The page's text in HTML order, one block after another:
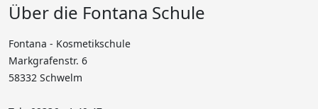
Über die Fontana Schule
Fontana - Kosmetikschule
Markgrafenstr. 6
58332 Schwelm